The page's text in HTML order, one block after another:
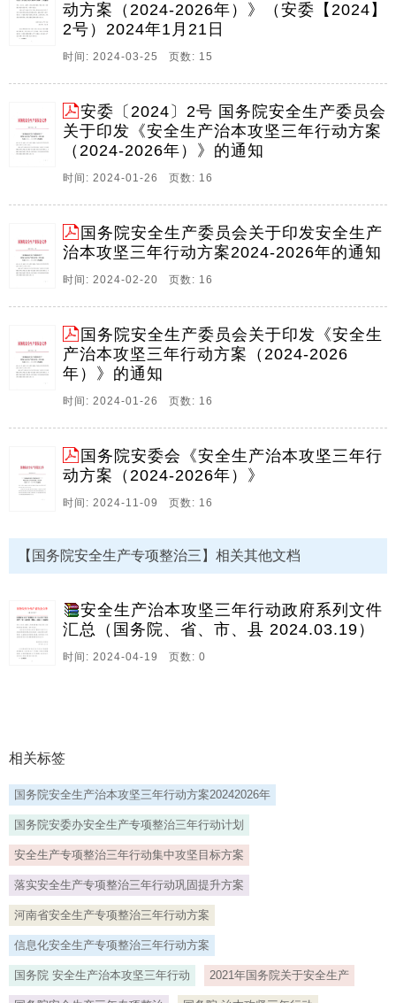
动方案（2024-2026年）》（安委【2024】
2号）2024年1月21日
时间: 2024-03-25 页数: 15
安委〔2024〕2号 国务院安全生产委员会
关于印发《安全生产治本攻坚三年行动方案
（2024-2026年）》的通知
时间: 2024-01-26 页数: 16
国务院安全生产委员会关于印发安全生产
治本攻坚三年行动方案2024-2026年的通知
时间: 2024-02-20 页数: 16
国务院安全生产委员会关于印发《安全生
产治本攻坚三年行动方案（2024-2026
年）》的通知
时间: 2024-01-26 页数: 16
国务院安委会《安全生产治本攻坚三年行
动方案（2024-2026年）》
时间: 2024-11-09 页数: 16
【国务院安全生产专项整治三】相关其他文档
安全生产治本攻坚三年行动政府系列文件
汇总（国务院、省、市、县 2024.03.19）
时间: 2024-04-19 页数: 0
相关标签
国务院安全生产治本攻坚三年行动方案20242026年
国务院安委办安全生产专项整治三年行动计划
安全生产专项整治三年行动集中攻坚目标方案
落实安全生产专项整治三年行动巩固提升方案
河南省安全生产专项整治三年行动方案
信息化安全生产专项整治三年行动方案
国务院 安全生产治本攻坚三年行动 2021年国务院关于安全生产